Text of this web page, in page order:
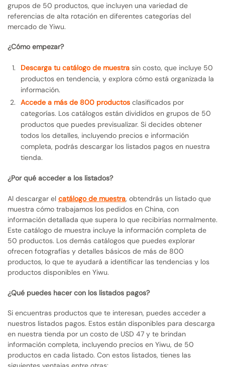
grupos de 50 productos, que incluyen una variedad de
referencias de alta rotación en diferentes categorías del
mercado de Yiwu.
¿Cómo empezar?
Descarga tu catálogo de muestra sin costo, que incluye 50
productos en tendencia, y explora cómo está organizada la
información.
Accede a más de 800 productos clasificados por
categorías. Los catálogos están divididos en grupos de 50
productos que puedes previsualizar. Si decides obtener
todos los detalles, incluyendo precios e información
completa, podrás descargar los listados pagos en nuestra
tienda.
¿Por qué acceder a los listados?
Al descargar el catálogo de muestra, obtendrás un listado que
muestra cómo trabajamos los pedidos en China, con
información detallada que supera lo que recibirías normalmente.
Este catálogo de muestra incluye la información completa de
50 productos. Los demás catálogos que puedes explorar
ofrecen fotografías y detalles básicos de más de 800
productos, lo que te ayudará a identificar las tendencias y los
productos disponibles en Yiwu.
¿Qué puedes hacer con los listados pagos?
Si encuentras productos que te interesan, puedes acceder a
nuestros listados pagos. Estos están disponibles para descarga
en nuestra tienda por un costo de USD 47 y te brindan
información completa, incluyendo precios en Yiwu, de 50
productos en cada listado. Con estos listados, tienes las